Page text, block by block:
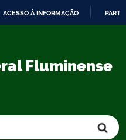
ACESSO À INFORMAÇÃO
Fluminense